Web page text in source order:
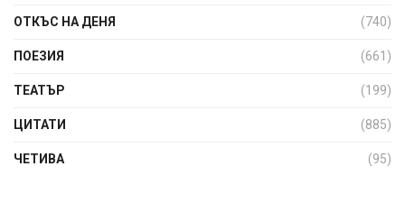
ОТКЪС НА ДЕНЯ (740)
ПОЕЗИЯ (661)
ТЕАТЪР (199)
ЦИТАТИ (885)
ЧЕТИВА (95)